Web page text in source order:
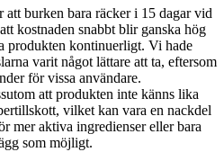
att burken bara räcker i 15 dagar vid
kostnaden snabbt blir ganska hög
produkten kontinuerligt. Vi hade
varit något lättare att ta, eftersom
för vissa användare.
att produkten inte känns lika
vilket kan vara en nackdel
mer aktiva ingredienser eller bara
som möjligt.